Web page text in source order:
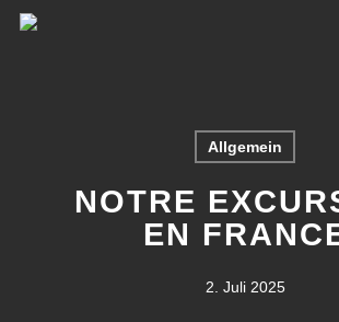
Skip
Allgemein
NOTRE
EN
2. Juli 2025